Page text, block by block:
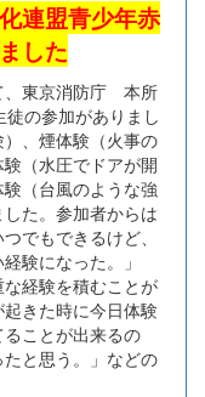
連盟青少年赤
した
、東京消防庁 本所
の参加がありまし
、煙体験（火事の
（水圧でドアが開
（台風のような強
た。参加者からは
でもできるけど、
験になった。」
な経験を積むことが
きた時に今日体験
ことが出来るの
と思う。」などの